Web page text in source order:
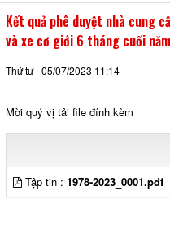
Kết quả phê duyệt nhà cung
và xe cơ giới 6 tháng cuối
Thứ tư - 05/07/2023 11:14
Mời quý vị tải file đính kèm
Tập tin : 1978-2023_0001.pdf